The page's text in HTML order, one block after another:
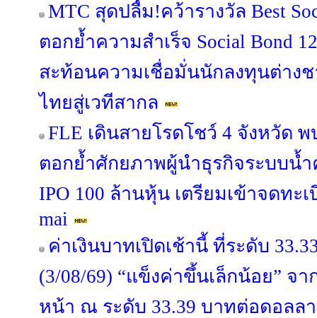
MTC สุดปลื้ม!คว้ารางวัล Best
ตอกย้ำความสำเร็จ Social Bond
สะท้อนความเชื่อมั่นนักลงทุนต่าง
ไทยสู่เวทีสากล
FLE เดินสายโรดโชว์ 4 จังหวัด
ตอกย้ำศักยภาพผู้นำธุรกิจระบบน้
IPO 100 ล้านหุ้น เตรียมเข้าจดท
mai
ค่าเงินบาทเปิดเช้านี้ ที่ระดับ
(3/08/69) “แข็งค่าขึ้นเล็กน้อย” จ
หน้า ณ ระดับ 33.39 บาทต่อดอลล